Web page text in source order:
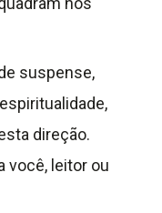
suspense,
direção.
você, leitor ou